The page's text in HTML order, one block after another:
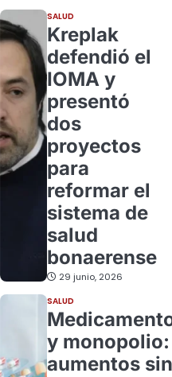
SALUD
Kreplak
defendió el
IOMA y
presentó
dos
proyectos
para
reformar el
sistema de
salud
bonaerense
29 junio, 2026
SALUD
y monopolio:
aumentos sin